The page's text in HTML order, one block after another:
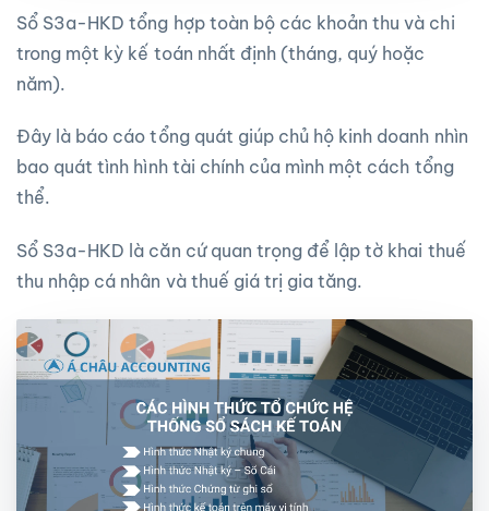
Sổ S3a-HKD tổng hợp toàn bộ các khoản thu và chi
trong một kỳ kế toán nhất định (tháng, quý hoặc
năm).
Đây là báo cáo tổng quát giúp chủ hộ kinh doanh nhìn
bao quát tình hình tài chính của mình một cách tổng
thể.
Sổ S3a-HKD là căn cứ quan trọng để lập tờ khai thuế
thu nhập cá nhân và thuế giá trị gia tăng.